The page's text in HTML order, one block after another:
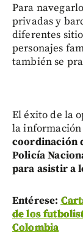
Para
privadas y
diferentes
personajes
también se
El éxito de la
la
coordinación
Policía
para asistir a
Entérese:
de los
Colombia